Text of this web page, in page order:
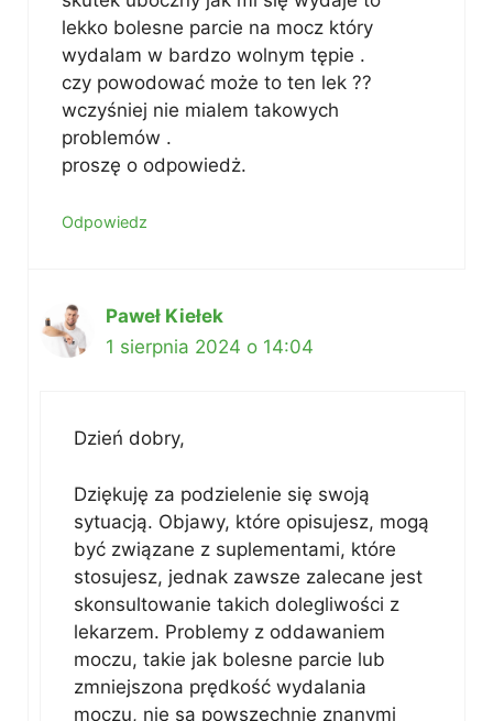
lekko bolesne parcie na mocz który
wydalam w bardzo wolnym tępie .
czy powodować może to ten lek ??
wczyśniej nie mialem takowych
problemów .
proszę o odpowiedż.
Odpowiedz
Paweł Kiełek
1 sierpnia 2024 o 14:04
Dzień dobry,
Dziękuję za podzielenie się swoją
sytuacją. Objawy, które opisujesz, mogą
być związane z suplementami, które
stosujesz, jednak zawsze zalecane jest
skonsultowanie takich dolegliwości z
lekarzem. Problemy z oddawaniem
moczu, takie jak bolesne parcie lub
zmniejszona prędkość wydalania
moczu, nie są powszechnie znanymi